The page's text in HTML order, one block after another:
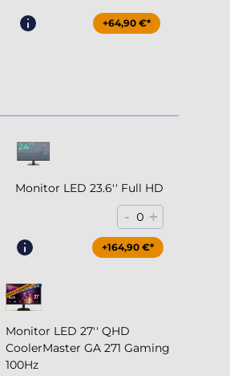
+64,90 €*
Monitor LED 23.6'' Full HD
- 0 +
+164,90 €*
Monitor LED 27'' QHD
CoolerMaster GA 271 Gaming
100Hz